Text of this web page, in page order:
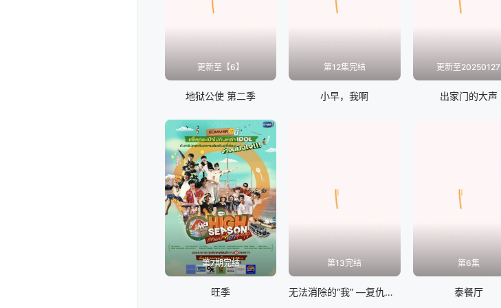
更新至【6】
地狱公使 第二季
第12集完结
小早，我啊
更新至20250127
出家门的大声
第7期完结
旺季
第13完结
无法消除的“我” ―复仇的连锁
第6集
泰餐厅